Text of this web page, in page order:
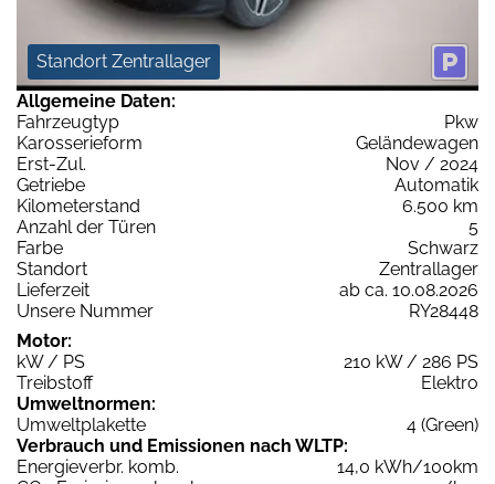
Standort Zentrallager
Allgemeine Daten:
Fahrzeugtyp
Pkw
Karosserieform
Geländewagen
Erst-Zul.
Nov / 2024
Getriebe
Automatik
Kilometerstand
6.500 km
Anzahl der Türen
5
Farbe
Schwarz
Standort
Zentrallager
Lieferzeit
ab ca. 10.08.2026
Unsere Nummer
RY28448
Motor:
kW / PS
210 kW / 286 PS
Treibstoff
Elektro
Umweltnormen:
Umweltplakette
4 (Green)
Verbrauch und Emissionen nach WLTP:
Energieverbr. komb.
14,0 kWh/100km